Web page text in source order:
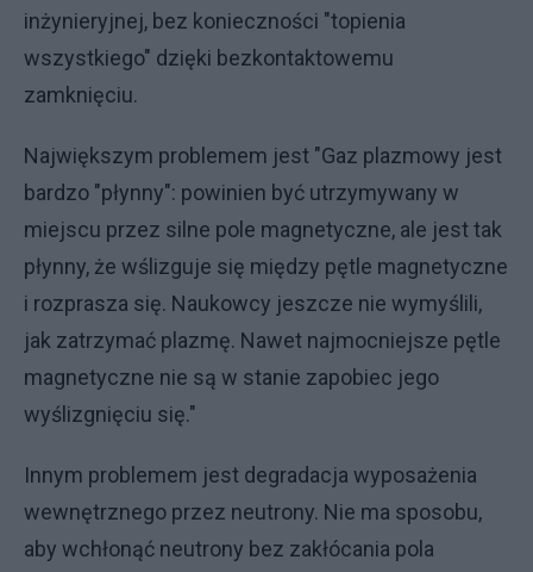
inżynieryjnej, bez konieczności "topienia
wszystkiego" dzięki bezkontaktowemu
zamknięciu.
Największym problemem jest "Gaz plazmowy jest
bardzo "płynny": powinien być utrzymywany w
miejscu przez silne pole magnetyczne, ale jest tak
płynny, że wślizguje się między pętle magnetyczne
i rozprasza się. Naukowcy jeszcze nie wymyślili,
jak zatrzymać plazmę. Nawet najmocniejsze pętle
magnetyczne nie są w stanie zapobiec jego
wyślizgnięciu się."
Innym problemem jest degradacja wyposażenia
wewnętrznego przez neutrony. Nie ma sposobu,
aby wchłonąć neutrony bez zakłócania pola